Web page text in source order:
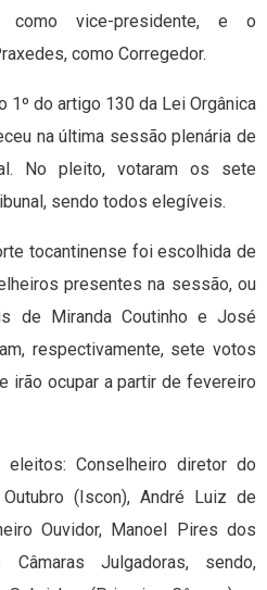
como vice-presidente, e o
como Corregedor.
1º do artigo 130 da Lei Orgânica
na última sessão plenária de
No pleito, votaram os sete
sendo todos elegíveis.
tocantinense foi escolhida de
presentes na sessão, ou
de Miranda Coutinho e José
respectivamente, sete votos
irão ocupar a partir de fevereiro
Conselheiro diretor do
(Iscon), André Luiz de
Ouvidor, Manoel Pires dos
Julgadoras, sendo,